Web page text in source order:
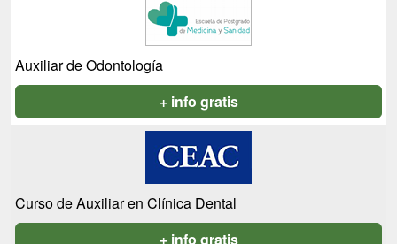
Auxiliar de Odontología
+ info gratis
Curso de Auxiliar en Clínica Dental
+ info gratis